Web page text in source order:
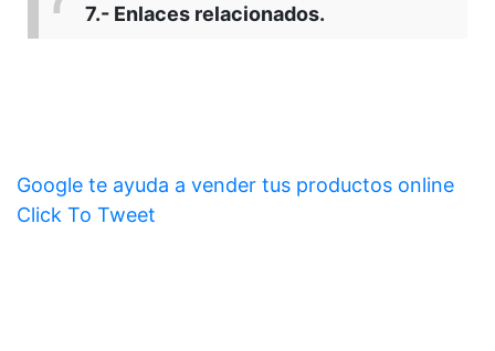
7.- Enlaces relacionados.
Google te ayuda a vender tus productos online
Click To Tweet